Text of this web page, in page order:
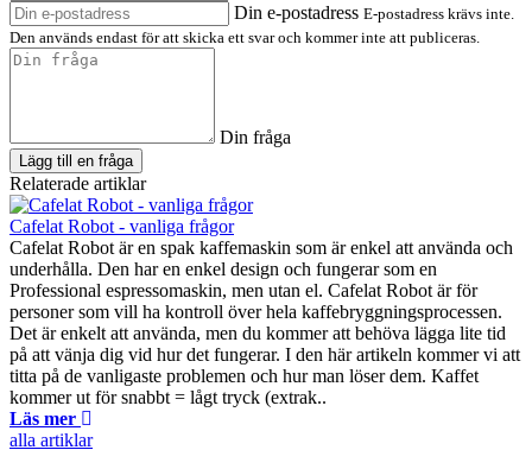
Din e-postadress E-postadress krävs inte.
Den används endast för att skicka ett svar och kommer inte att publiceras.
Din fråga
Lägg till en fråga
Relaterade artiklar
Cafelat Robot - vanliga frågor
Cafelat Robot är en spak kaffemaskin som är enkel att använda och
underhålla. Den har en enkel design och fungerar som en
Professional espressomaskin, men utan el. Cafelat Robot är för
personer som vill ha kontroll över hela kaffebryggningsprocessen.
Det är enkelt att använda, men du kommer att behöva lägga lite tid
på att vänja dig vid hur det fungerar. I den här artikeln kommer vi att
titta på de vanligaste problemen och hur man löser dem. Kaffet
kommer ut för snabbt = lågt tryck (extrak..
Läs mer
alla artiklar